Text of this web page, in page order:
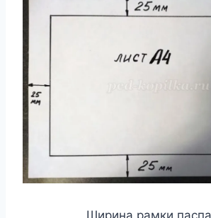
Ширина рамки